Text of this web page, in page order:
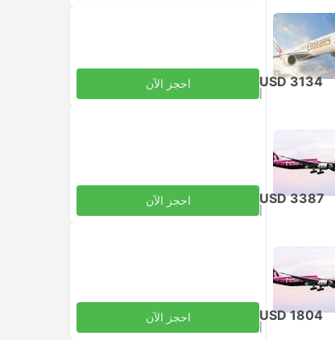
USD 3134 احجز الآن
USD 3387 احجز الآن
USD 1804 احجز الآن